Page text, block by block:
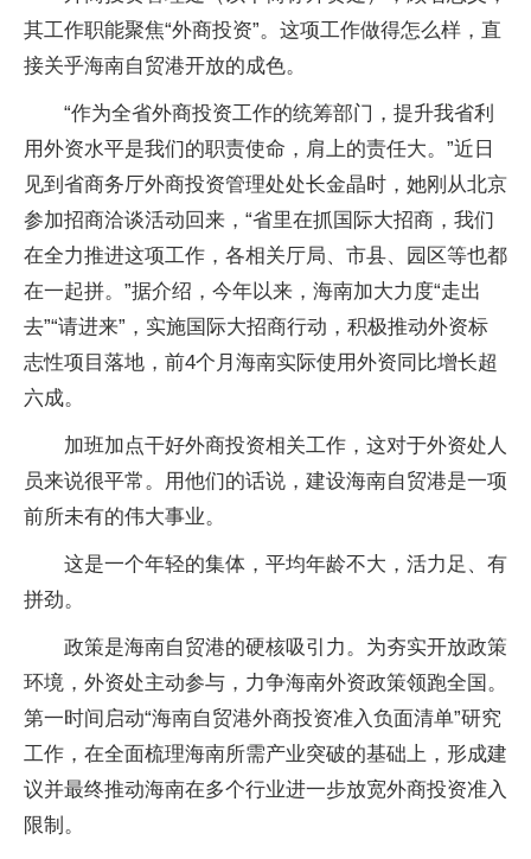
其工作职能聚焦“外商投资”。这项工作做得怎么样，直
接关乎海南自贸港开放的成色。
“作为全省外商投资工作的统筹部门，提升我省利
用外资水平是我们的职责使命，肩上的责任大。”近日
见到省商务厅外商投资管理处处长金晶时，她刚从北京
参加招商洽谈活动回来，“省里在抓国际大招商，我们
在全力推进这项工作，各相关厅局、市县、园区等也都
在一起拼。”据介绍，今年以来，海南加大力度“走出
去”“请进来”，实施国际大招商行动，积极推动外资标
志性项目落地，前4个月海南实际使用外资同比增长超
六成。
加班加点干好外商投资相关工作，这对于外资处人
员来说很平常。用他们的话说，建设海南自贸港是一项
前所未有的伟大事业。
这是一个年轻的集体，平均年龄不大，活力足、有
拼劲。
政策是海南自贸港的硬核吸引力。为夯实开放政策
环境，外资处主动参与，力争海南外资政策领跑全国。
第一时间启动“海南自贸港外商投资准入负面清单”研究
工作，在全面梳理海南所需产业突破的基础上，形成建
议并最终推动海南在多个行业进一步放宽外商投资准入
限制。